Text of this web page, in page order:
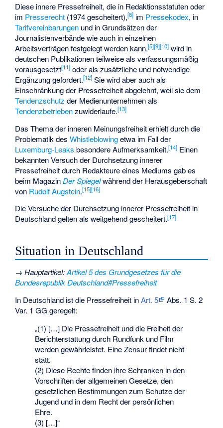
Diese innere Pressefreiheit, die in Redaktionsstatutenoder
im Presserecht (1974 gescheitert),[8] im Pressekodex, in
Tarifvereinbarungen und in Grundsätzen der
Journalistenverbändewie auch in einzelnen
Arbeitsverträgen festgelegt werden kann,[5][9][10] wird in
deutschen Publikationen teilweise als verfassungsmäßig
vorausgesetzt[11] oder als zusätzliche und notwendige
Ergänzung gefordert.[12] Sie wird aber auch als
Einschränkung der Pressefreiheit abgelehnt, weil sie dem
Tendenzschutz der Medienunternehmen als
Tendenzbetriebenzuwiderlaufe.[13]
Das Thema der inneren Meinungsfreiheit erhielt durch die
Problematik desWhistleblowingetwa im Fall der
Luxemburg-Leaks besondere Aufmerksamkeit.[14] Einen
bekannten Versuch der Durchsetzung innerer
Pressefreiheit durch Redakteure eines Mediums gab es
beim MagazinDer Spiegelwährend der Herausgeberschaft
von Rudolf Augstein.[15][16]
Die Versuche der Durchsetzung innerer Pressefreiheit in
Deutschland gelten als weitgehend gescheitert.[17]
Situation in Deutschland
→Hauptartikel:Artikel 5 des Grundgesetzes für die
Bundesrepublik Deutschland#Pressefreiheit
In Deutschland ist die Pressefreiheit inArt. 5
Abs. 1 S. 2
Var. 1 GG geregelt:
„(1) […] Die Pressefreiheit und die Freiheit der
Berichterstattung durch Rundfunk und Film
werden gewährleistet. Eine Zensur findet nicht
statt.
(2) Diese Rechte finden ihre Schranken in den
Vorschriften der allgemeinen Gesetze, den
gesetzlichen Bestimmungen zum Schutze der
Jugend und in dem Recht der persönlichen
Ehre.
(3) […]“